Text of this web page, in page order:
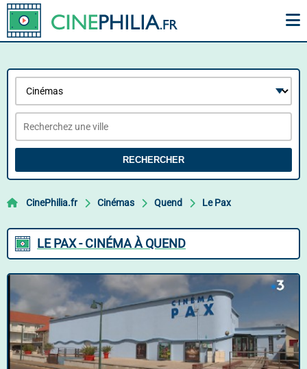
RECHERCHER
CinePhilia.fr Cinémas Quend Le Pax
LE PAX - CINÉMA À QUEND